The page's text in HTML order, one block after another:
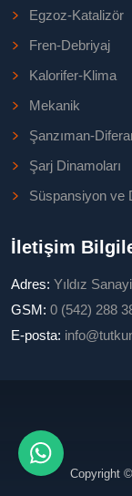
Egzoz-Katalizör
Fren-Debriyaj
Kalorifer-Klima
Mekanik
Şanzıman-
Şarj Dinamoları
Süspansiyon ve
İletişim
Adres: Yıldız
GSM: 0 (542) 288
E-posta:
Copyright